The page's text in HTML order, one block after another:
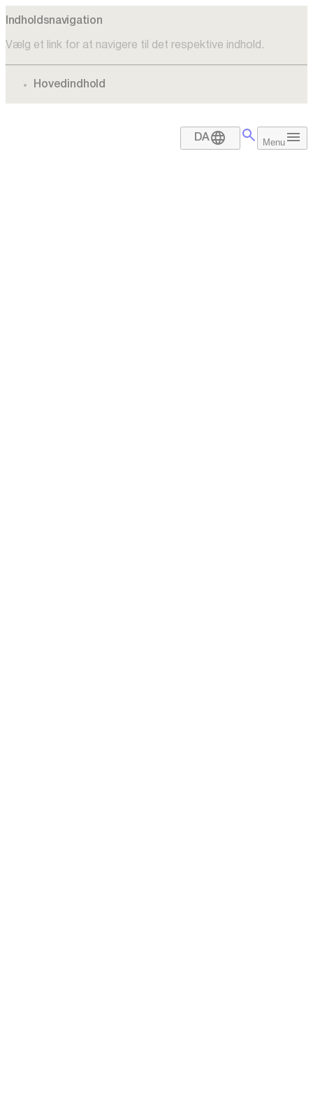
Indholdsnavigation
Vælg et link for at navigere til det respektive indhold.
gå til
Hovedindhold
DA Menu